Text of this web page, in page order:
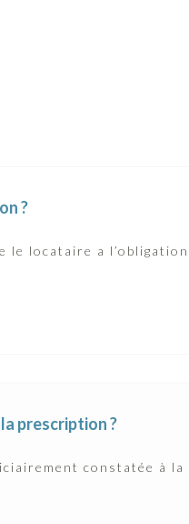
?
le locataire a l’obligation
prescription ?
constatée à la